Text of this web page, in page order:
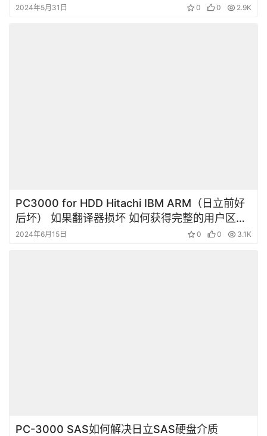
2024年5月31日 0 0 2.9K
PC3000 for HDD Hitachi IBM ARM（日立前好
后坏） 如果翻译器损坏 如何获得完整的用户区域
访问权限
2024年6月15日 0 0 3.1K
PC-3000 SAS如何解决日立SAS硬盘介质